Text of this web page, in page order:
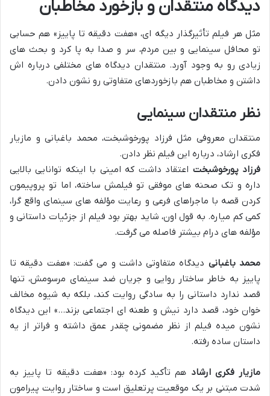
دیدگاه منتقدان و بازخورد مخاطبان
مثل هر فیلم تأثیرگذار دیگه ای، «هفت دقیقه تا پاییز» هم حسابی
تو محافل سینمایی و بین مردم، سر و صدا به پا کرد و بحث های
زیادی رو به وجود آورد. منتقدان دیدگاه های مختلفی درباره اش
داشتن و مخاطبان هم بازخوردهای متفاوتی رو نشون دادن.
نظر منتقدان سینمایی
منتقدان معروفی مثل فرزاد پورخوشبخت، محمد باغبانی و مازیار
فکری ارشاد، درباره این فیلم نظر دادن.
فرزاد پورخوشبخت اعتقاد داشت که امینی با اینکه توانایی بالایی
داره و تک صحنه های موفقی تو فیلمش ساخته، اما تو پروپیمون
کردن قصه با ماجراهای فرعی و رعایت مؤلفه های سینمای واقع گرا،
کمی کم میاره. به قول اون، شاید بهتر بود فیلم از جزئیات داستانی و
مؤلفه های درام بیشتر فاصله می گرفت.
محمد باغبانی دیدگاه متفاوتی داشت و می گفت: «هفت دقیقه تا
پاییز به خاطر ساختار روایی و جریان ضد سینمای مرسومش، تنها
قصد ندارد داستانی را به سادگی روایت کند، بلکه به شیوه مخالف
خوان خود، قصد دارد نیش و طعنه ای اجتماعی بزند…» این دیدگاه
نشون میده فیلم از نظر مضمونی چقدر عمق داشته و فراتر از یه
داستان ساده رفته.
مازیار فکری ارشاد هم تأکید کرده بود: «هفت دقیقه تا پاییز به
شدت مبتنی بر یک موقعیت پرتعلیق است و ساختار روایت پیرامون